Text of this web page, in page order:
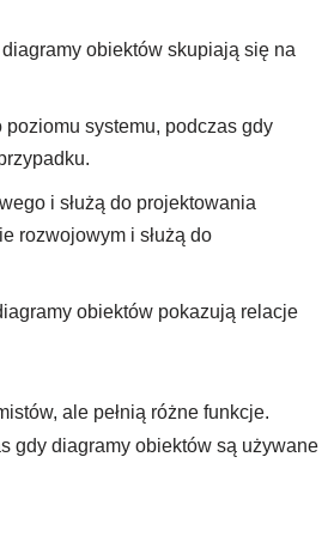
obiektów skupiają się na
systemu, podczas gdy
i służą do projektowania
rozwojowym i służą do
obiektów pokazują relacje
ale pełnią różne funkcje.
gdy diagramy obiektów są używane